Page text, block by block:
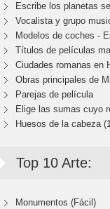
Escribe los planetas
Vocalista y grupo
Modelos de coches -
Títulos de películas
Ciudades romanas en
Obras principales de
Parejas de película
Elige las sumas cuyo
Huesos de la cabeza
Top 10 Arte:
Monumentos (Fácil)